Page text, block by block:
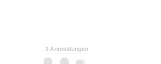
3 Anmeldungen